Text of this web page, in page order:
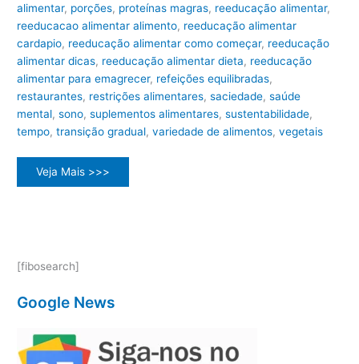
alimentar, porções, proteínas magras, reeducação alimentar,
reeducacao alimentar alimento, reeducação alimentar
cardapio, reeducação alimentar como começar, reeducação
alimentar dicas, reeducação alimentar dieta, reeducação
alimentar para emagrecer, refeições equilibradas,
restaurantes, restrições alimentares,saciedade,saúde
mental,sono,suplementos alimentares,sustentabilidade,
tempo,transição gradual,variedade de alimentos,vegetais
Alimentação
Saudável:
Veja Mais >>>
[fibosearch]
Google News